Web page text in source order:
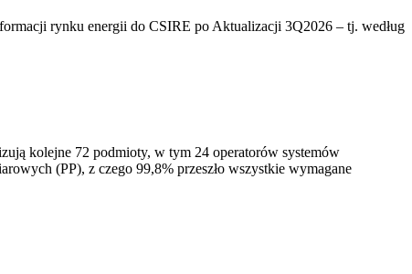
rynku energii do CSIRE po Aktualizacji 3Q2026 – tj. według
kolejne 72 podmioty, w tym 24 operatorów systemów
(PP), z czego 99,8% przeszło wszystkie wymagane